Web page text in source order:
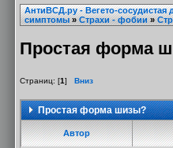
АнтиВСД.ру - Вегето-
симптомы»Страхи - фобии»
Простая форма
Страниц: [1] Вниз
Простая форма шизы?
Автор